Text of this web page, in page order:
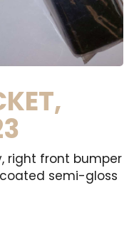
right front bumper
semi-gloss